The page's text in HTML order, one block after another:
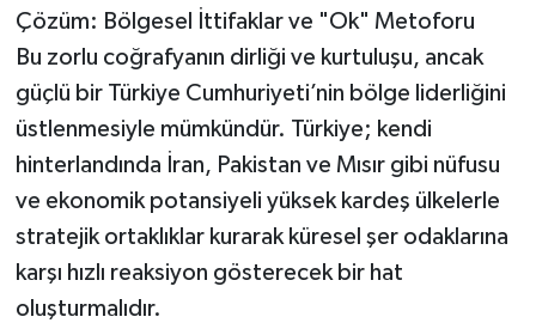
Çözüm: Bölgesel İttifaklar ve "Ok" Metoforu
Bu zorlu coğrafyanın dirliği ve kurtuluşu, ancak
güçlü bir Türkiye Cumhuriyeti’nin bölge liderliğini
üstlenmesiyle mümkündür. Türkiye; kendi
hinterlandında İran, Pakistan ve Mısır gibi nüfusu
ve ekonomik potansiyeli yüksek kardeş ülkelerle
stratejik ortaklıklar kurarak küresel şer odaklarına
karşı hızlı reaksiyon gösterecek bir hat
oluşturmalıdır.